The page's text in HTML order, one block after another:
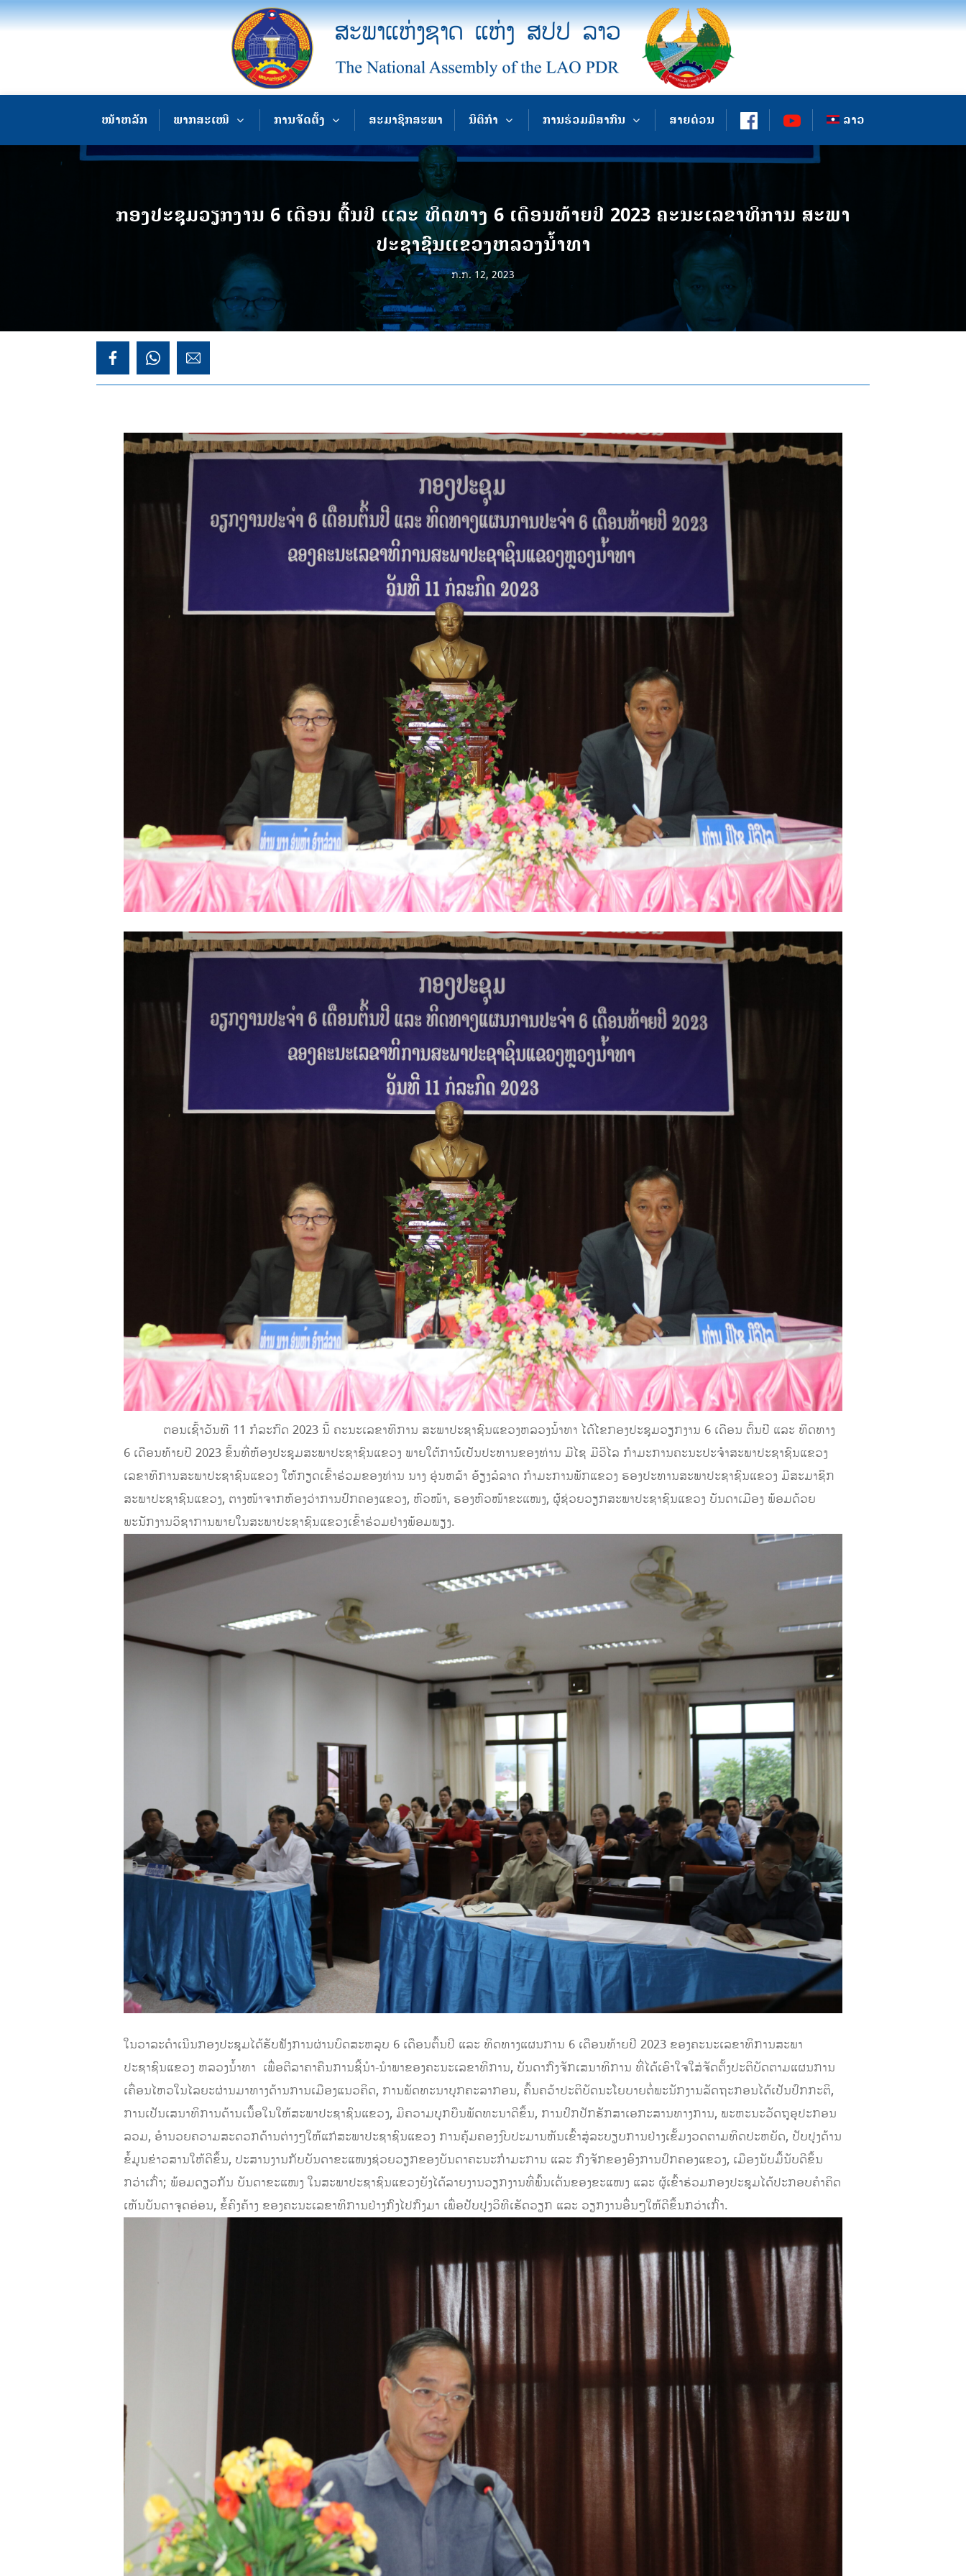
ໜ້າຫລັກ ພາກສະເໜີ ການຈັດຕັ້ງ ສະມາຊິກສະພາ ນິຕິກຳ ການຮ່ວມມືສາກົນ ສາຍດ່ວນ ລາວ
ກອງປະຊຸມວຽກງານ 6 ເດືອນ ຕົ້ນປີ ແລະ ທິດທາງ 6 ເດືອນທ້າຍປີ 2023 ຄະນະເລຂາທິການ ສະພາ
ປະຊາຊົນແຂວງຫລວງນ້ຳທາ
ກ.ກ. 12, 2023
ຕອນເຊົ້າວັນທີ 11 ກໍລະກົດ 2023 ນີ້ ຄະນະເລຂາທິການ ສະພາປະຊາຊົນແຂວງຫລວງນ້ຳທາ ໄດ້ໄຂກອງປະຊຸມວຽກງານ 6 ເດືອນ ຕົ້ນປີ ແລະ ທິດທາງ
6 ເດືອນທ້າຍປີ 2023 ຂຶ້ນທີ່ຫ້ອງປະຊຸມສະພາປະຊາຊົນແຂວງ ພາຍໃຕ້ການ້ເປັນປະທານຂອງທ່ານ ມີໄຊ ມີວິໄລ ກຳມະການຄະນະປະຈຳສະພາປະຊາຊົນແຂວງ
ເລຂາທິການສະພາປະຊາຊົນແຂວງ ໃຫ້ກຽດເຂົ້າຮ່ວມຂອງທ່ານ ນາງ ອຸ່ນຫລ້າ ອ້ຽງລໍລາດ ກຳມະການພັກແຂວງ ຮອງປະທານສະພາປະຊາຊົນແຂວງ ມີສະມາຊິກ
ສະພາປະຊາຊົນແຂວງ, ຕາງໜ້າຈາກຫ້ອງວ່າການປົກຄອງແຂວງ, ຫົວໜ້າ, ຮອງຫົວໜ້າຂະແໜງ, ຜູ້ຊ່ວຍວຽກສະພາປະຊາຊົນແຂວງ ບັນດາເມືອງ ພ້ອມດ້ວຍ
ພະນັກງານວິຊາການພາຍໃນສະພາປະຊາຊົນແຂວງເຂົ້າຮ່ວມຢ່າງພ້ອມພຽງ.
ໃນວາລະດຳເນີນກອງປະຊຸມໄດ້ຮັບຟັງການຜ່ານບົດສະຫລຸບ 6 ເດືອນຕົ້ນປີ ແລະ ທິດທາງແຜນການ 6 ເດືອນທ້າຍປີ 2023 ຂອງຄະນະເລຂາທິການສະພາ
ປະຊາຊົນແຂວງ ຫລວງນ້ຳທາ ເພື່ອຕີລາຄາຄືນການຊີ້ນຳ-ນຳພາຂອງຄະນະເລຂາທິການ, ບັນດາກົງຈັກເສນາທິການ ທີ່ໄດ້ເອົາໃຈໃສ່ຈັດຕັ້ງປະຕິບັດຕາມແຜນການ
ເຄື່ອນໄຫວໃນໄລຍະຜ່ານມາທາງດ້ານການເມືອງແນວຄິດ, ການພັດທະນາບຸກຄະລາກອນ, ຄົ້ນຄວ້າປະຕິບັດນະໂຍບາຍຕໍ່ພະນັກງານລັດຖະກອນໄດ້ເປັນປົກກະຕິ,
ການເປັນເສນາທິການດ້ານເນື້ອໃນໃຫ້ສະພາປະຊາຊົນແຂວງ, ມີຄວາມບຸກບືນພັດທະນາດີຂຶ້ນ, ການປົກປັກຮັກສາເອກະສານທາງການ, ພະຫະນະວັດຖຸອຸປະກອນ
ລວມ, ອຳນວຍຄວາມສະດວກດ້ານຕ່າງໆໃຫ້ແກ່ສະພາປະຊາຊົນແຂວງ ການຄຸ້ມຄອງງົບປະມານຫັນເຂົ້າສູ່ລະບຽບການຢ່າງເຂັ້ມງວດຕາມທິດປະຫຍັດ, ປັບປຸງດ້ານ
ຂໍ້ມູນຂ່າວສານໃຫ້ດີຂຶ້ນ, ປະສານງານກັບບັນດາຂະແໜງຊ່ວຍວຽກຂອງບັນດາຄະນະກຳມະການ ແລະ ກົງຈັກຂອງອົງການປົກຄອງແຂວງ, ເມືອງນັບມື້ນັບດີຂຶ້ນ
ກວ່າເກົ່າ; ພ້ອມດຽວກັນ ບັນດາຂະແໜງ ໃນສະພາປະຊາຊົນແຂວງຍັງໄດ້ລາຍງານວຽກງານທີ່ພົ້ນເດັ່ນຂອງຂະແໜງ ແລະ ຜູ້ເຂົ້າຮ່ວມກອງປະຊຸມໄດ້ປະກອບຄຳຄິດ
ເຫັນບັນດາຈຸດອ່ອນ, ຂໍ້ຄົງຄ້າງ ຂອງຄະນະເລຂາທິການຢ່າງກົງໄປກົງມາ ເພື່ອປັບປຸງວິທີເຮັດວຽກ ແລະ ວຽກງານອື່ນໆໃຫ້ດີຂຶ້ນກວ່າເກົ່າ.